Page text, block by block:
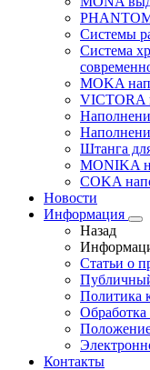
Системы
Система
MOKA
VICTORA
Штанга
MONIKA
COKA
Новости
Информация
Назад
Статьи о
Политика
Контакты